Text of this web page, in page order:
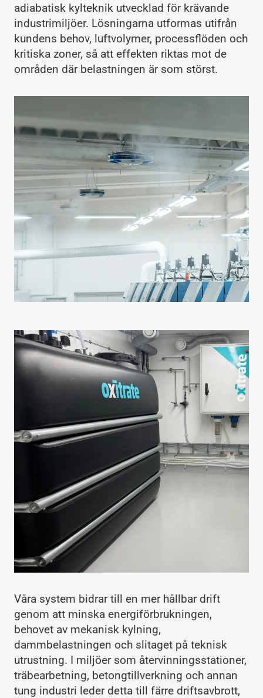
adiabatisk kylteknik utvecklad för krävande
industrimiljöer. Lösningarna utformas utifrån
kundens behov, luftvolymer, processflöden och
kritiska zoner, så att effekten riktas mot de
områden där belastningen är som störst.
Våra system bidrar till en mer hållbar drift
genom att minska energiförbrukningen,
behovet av mekanisk kylning,
dammbelastningen och slitaget på teknisk
utrustning. I miljöer som återvinningsstationer,
träbearbetning, betongtillverkning och annan
tung industri leder detta till färre driftsavbrott,